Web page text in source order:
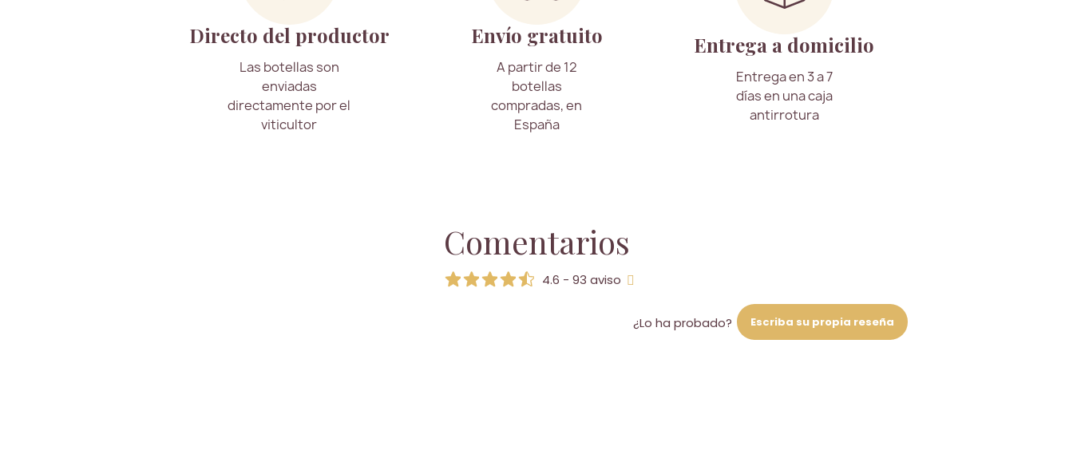
Directo del productor
Las botellas son
enviadas
directamente por el
viticultor
Envío gratuito
A partir de 12
botellas
compradas, en
España
Entrega a domicilio
Entrega en 3 a 7
días en una caja
antirrotura
Comentarios
4.6 - 93 aviso
¿Lo ha probado? Escriba su propia reseña